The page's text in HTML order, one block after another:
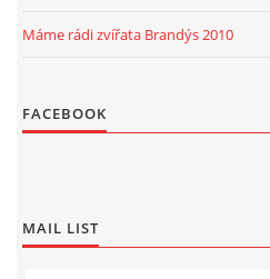
Máme rádi zvířata Brandýs 2010
FACEBOOK
MAIL LIST